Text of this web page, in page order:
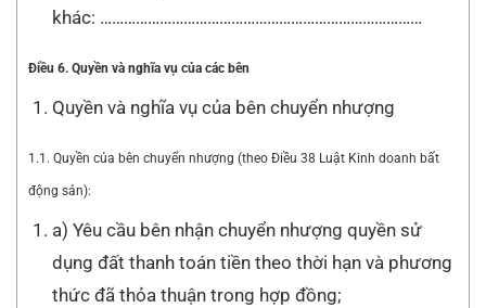
khác: ………………………………………………………………………
Điều 6. Quyền và nghĩa vụ của các bên
Quyền và nghĩa vụ của bên chuyển nhượng
1.1. Quyền của bên chuyển nhượng (theo Điều 38 Luật Kinh doanh bất
động sản):
a) Yêu cầu bên nhận chuyển nhượng quyền sử
dụng đất thanh toán tiền theo thời hạn và phương
thức đã thỏa thuận trong hợp đồng;